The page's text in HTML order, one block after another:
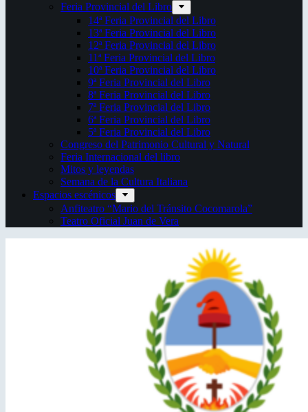
Feria Provincial del Libro
14ª Feria Provincial del Libro
13ª Feria Provincial del Libro
12ª Feria Provincial del Libro
11ª Feria Provincial del Libro
10ª Feria Provincial del Libro
9ª Feria Provincial del Libro
8ª Feria Provincial del Libro
7ª Feria Provincial del Libro
6ª Feria Provincial del Libro
5ª Feria Provincial del Libro
Congreso del Patrimonio Cultural y Natural
Feria Internacional del libro
Mitos y leyendas
Semana de la Cultura Italiana
Espacios escénicos
Anfiteatro “Mario del Tránsito Cocomarola”
Teatro Oficial Juan de Vera